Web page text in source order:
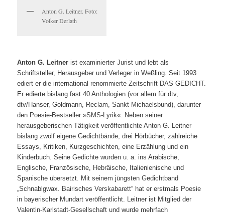
Anton G. Leitner. Foto:
Volker Derlath
Anton G. Leitner ist examinierter Jurist und lebt als
Schriftsteller, Herausgeber und Verleger in Weßling. Seit 1993
ediert er die international renommierte Zeitschrift DAS GEDICHT.
Er edierte bislang fast 40 Anthologien (vor allem für dtv,
dtv/Hanser, Goldmann, Reclam, Sankt Michaelsbund), darunter
den Poesie-Bestseller »SMS-Lyrik«. Neben seiner
herausgeberischen Tätigkeit veröffentlichte Anton G. Leitner
bislang zwölf eigene Gedichtbände, drei Hörbücher, zahlreiche
Essays, Kritiken, Kurzgeschichten, eine Erzählung und ein
Kinderbuch. Seine Gedichte wurden u. a. ins Arabische,
Englische, Französische, Hebräische, Italienienische und
Spanische übersetzt. Mit seinem jüngsten Gedichtband
„Schnablgwax. Bairisches Verskabarett“ hat er erstmals Poesie
in bayerischer Mundart veröffentlicht. Leitner ist Mitglied der
Valentin-Karlstadt-Gesellschaft und wurde mehrfach